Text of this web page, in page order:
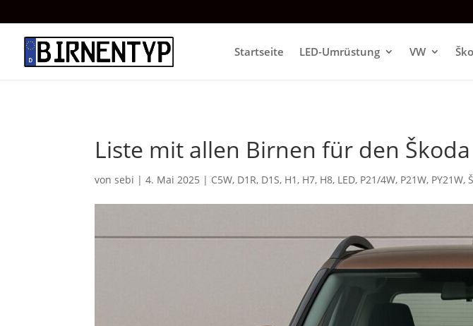
Startseite LED-Umrüstung VW
Liste mit allen Birnen für den Škoda
vonsebi |4. Mai 2025 | C5W, D1R, D1S, H1 , H7, H8, LED, P21/4W, P21W, PY21W,